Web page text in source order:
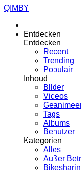
QIMBY
Entdecken
Entdecken
Recent
Trending
Populair
Inhoud
Bilder
Videos
Tags
Albums
Benutzer
Kategorien
Alles
Außer